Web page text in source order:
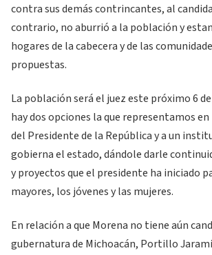
contra sus demás contrincantes, al
contrario, no aburrió a la población y
hogares de la cabecera y de las
propuestas.
La población será el juez este próximo 6
hay dos opciones la que representamos
del Presidente de la República y a un
gobierna el estado, dándole darle
y proyectos que el presidente ha iniciado
mayores, los jóvenes y las mujeres.
En relación a que Morena no tiene aún
gubernatura de Michoacán, Portillo